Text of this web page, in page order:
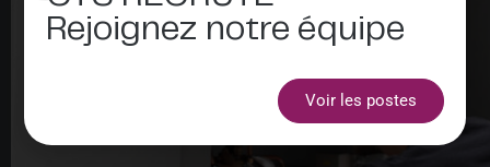
Rejoignez notre équipe
Voir les postes